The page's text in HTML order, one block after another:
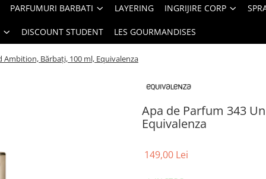
PARFUMURI BARBATI LAYERING INGRIJIRE CORP
DISCOUNT STUDENT LES GOURMANDISES
Bărbați, 100 ml, Equivalenza
Apa de Parfum 343
Equivalenza
149,00 Lei